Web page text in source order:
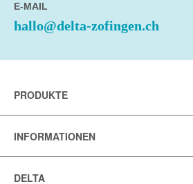
E-MAIL
hallo@delta-zofingen.ch
PRODUKTE
INFORMATIONEN
DELTA